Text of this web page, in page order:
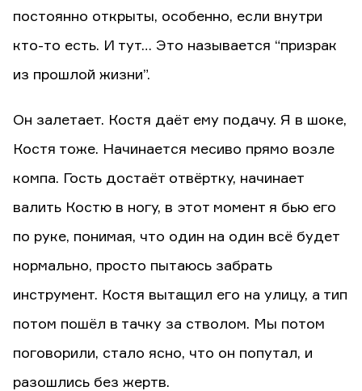
постоянно открыты, особенно, если внутри
кто-то есть. И тут… Это называется “призрак
из прошлой жизни”.
Он залетает. Костя даёт ему подачу. Я в шоке,
Костя тоже. Начинается месиво прямо возле
компа. Гость достаёт отвёртку, начинает
валить Костю в ногу, в этот момент я бью его
по руке, понимая, что один на один всё будет
нормально, просто пытаюсь забрать
инструмент. Костя вытащил его на улицу, а тип
потом пошёл в тачку за стволом. Мы потом
поговорили, стало ясно, что он попутал, и
разошлись без жертв.